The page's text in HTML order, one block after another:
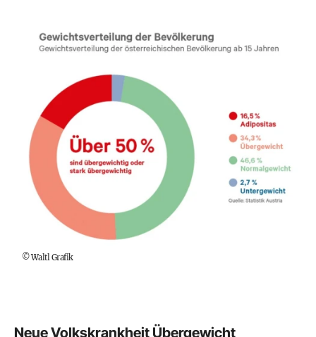
©Waltl Grafik
Neue Volkskrankheit Übergewicht